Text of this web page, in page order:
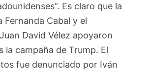
Es claro que la
Fernanda Cabal y el
David Vélez apoyaron
la campaña de Trump. El
fue denunciado por Iván